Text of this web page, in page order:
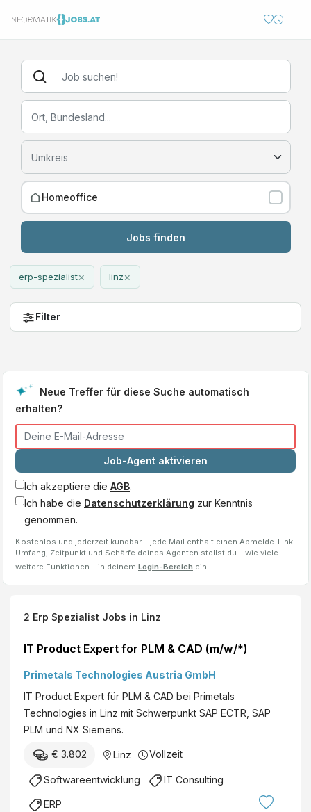
Homeoffice
Jobs finden
erp-spezialist× linz×
Filter
Neue Treffer für diese Suche automatisch
erhalten?
Job-Agent aktivieren
Ich akzeptiere die AGB.
Ich habe die Datenschutzerklärung zur Kenntnis
genommen.
Kostenlos und jederzeit kündbar – jede Mail enthält einen Abmelde-Link.
Umfang, Zeitpunkt und Schärfe deines Agenten stellst du – wie viele
weitere Funktionen – in deinem Login-Bereich ein.
2 Erp Spezialist Jobs in Linz
IT Product Expert for PLM & CAD (m/w/*)
Primetals Technologies Austria GmbH
IT Product Expert für PLM & CAD bei Primetals
Technologies in Linz mit Schwerpunkt SAP ECTR, SAP
PLM und NX Siemens.
€ 3.802 Linz Vollzeit
Softwareentwicklung IT Consulting
ERP